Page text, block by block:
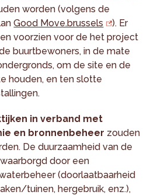
worden (volgens de
Good Move.brussels
). Er
voorzien voor de het project
buurtbewoners, in de mate
om de site en de
houden, en ten slotte
in verband met
en bronnenbeheer zouden
De duurzaamheid van de
door een
(doorlaatbaarheid
tuinen, hergebruik, enz.),